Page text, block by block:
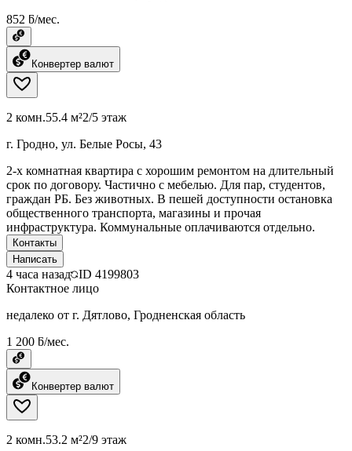
852 ƃ/мес.
Конвертер валют
2 комн.55.4 м²2/5 этаж
г. Гродно, ул. Белые Росы, 43
2-х комнатная квартира с хорошим ремонтом на длительный
срок по договору. Частично с мебелью. Для пар, студентов,
граждан РБ. Без животных. В пешей доступности остановка
общественного транспорта, магазины и прочая
инфраструктура. Коммунальные оплачиваются отдельно.
Контакты
Написать
4 часа назад ID 4199803
Контактное лицо
недалеко от г. Дятлово, Гродненская область
1 200 ƃ/мес.
Конвертер валют
2 комн.53.2 м²2/9 этаж